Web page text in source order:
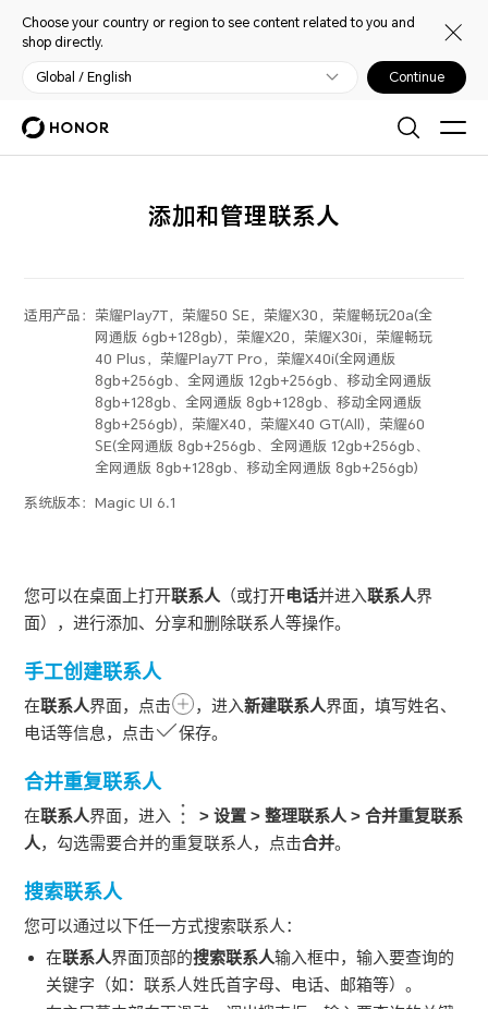
Choose your country or region to see content related to you and
shop directly.
Global / English Continue
添加和管理联系人
适用产品： 荣耀Play7T，荣耀50 SE，荣耀X30，荣耀畅玩20a(全
网通版 6gb+128gb)，荣耀X20，荣耀X30i，荣耀畅玩
40 Plus，荣耀Play7T Pro，荣耀X40i(全网通版
8gb+256gb、全网通版 12gb+256gb、移动全网通版
8gb+128gb、全网通版 8gb+128gb、移动全网通版
8gb+256gb)，荣耀X40，荣耀X40 GT(All)，荣耀60
SE(全网通版 8gb+256gb、全网通版 12gb+256gb、
全网通版 8gb+128gb、移动全网通版 8gb+256gb)
系统版本：Magic UI 6.1
您可以在桌面上打开联系人 （或打开电话并进入联系人界
面），进行添加、分享和删除联系人等操作。
手工创建联系人
在联系人界面，点击 ，进入新建联系人界面，填写姓名、
电话等信息，点击
保存。
合并重复联系人
在联系人界面，进入 >设置 >整理联系人 >合并重复联系
人，勾选需要合并的重复联系人，点击合并。
搜索联系人
您可以通过以下任一方式搜索联系人：
在联系人界面顶部的搜索联系人输入框中，输入要查询的
关键字（如：联系人姓氏首字母、电话、邮箱等）。